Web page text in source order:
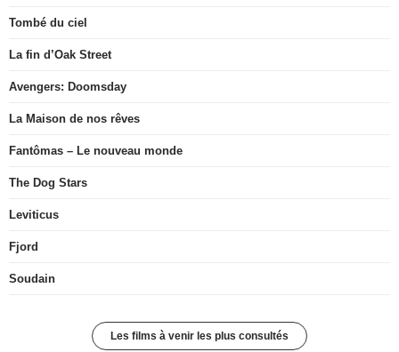
Tombé du ciel
La fin d’Oak Street
Avengers: Doomsday
La Maison de nos rêves
Fantômas – Le nouveau monde
The Dog Stars
Leviticus
Fjord
Soudain
Les films à venir les plus consultés